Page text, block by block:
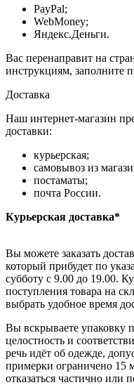
PayPal;
WebMoney;
Яндекс.Деньги.
Вас перенаправит на
инструкциям, заполните
Доставка
Наш интернет-магазин
доставки:
курьерская;
самовывоз из
постаматы;
почта России.
Курьерская доставка*
Вы можете заказать
который прибудет по
субботу с 9.00 до 19.00.
поступления товара на
выбрать удобное время
Вы вскрываете упаковку
целостность и
речь идёт об одежде,
примерки ограничено 15
отказаться частично или